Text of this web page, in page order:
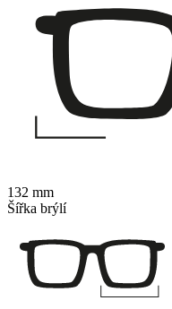
132 mm
Šířka brýlí